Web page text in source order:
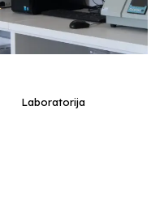
Laboratorija